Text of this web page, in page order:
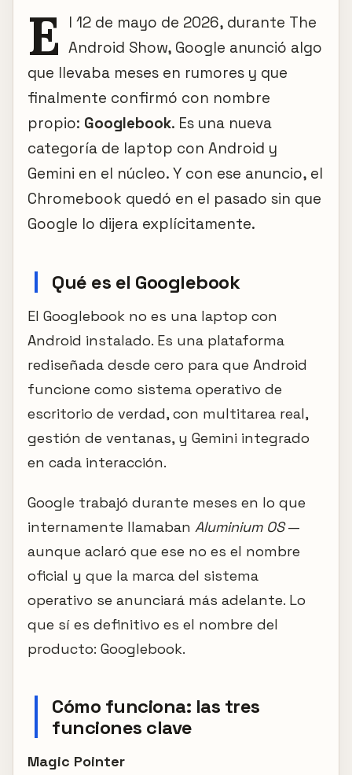
E l 12 de mayo de 2026, durante The
Android Show, Google anunció algo
que llevaba meses en rumores y que
finalmente confirmó con nombre
propio: Googlebook. Es una nueva
categoría de laptop con Android y
Gemini en el núcleo. Y con ese anuncio, el
Chromebook quedó en el pasado sin que
Google lo dijera explícitamente.
Qué es el Googlebook
El Googlebook no es una laptop con
Android instalado. Es una plataforma
rediseñada desde cero para que Android
funcione como sistema operativo de
escritorio de verdad, con multitarea real,
gestión de ventanas, y Gemini integrado
en cada interacción.
Google trabajó durante meses en lo que
internamente llamaban Aluminium OS—
aunque aclaró que ese no es el nombre
oficial y que la marca del sistema
operativo se anunciará más adelante. Lo
que sí es definitivo es el nombre del
producto: Googlebook.
Cómo funciona: las tres
funciones clave
Magic Pointer